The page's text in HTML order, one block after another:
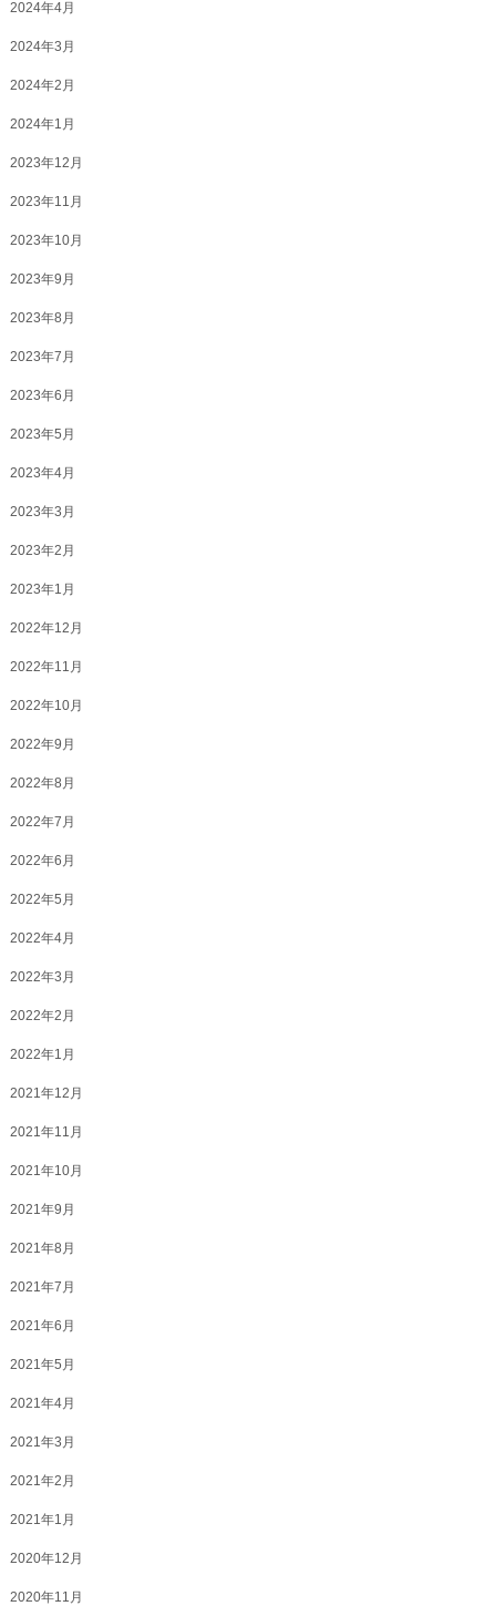
2024年4月
2024年3月
2024年2月
2024年1月
2023年12月
2023年11月
2023年10月
2023年9月
2023年8月
2023年7月
2023年6月
2023年5月
2023年4月
2023年3月
2023年2月
2023年1月
2022年12月
2022年11月
2022年10月
2022年9月
2022年8月
2022年7月
2022年6月
2022年5月
2022年4月
2022年3月
2022年2月
2022年1月
2021年12月
2021年11月
2021年10月
2021年9月
2021年8月
2021年7月
2021年6月
2021年5月
2021年4月
2021年3月
2021年2月
2021年1月
2020年12月
2020年11月